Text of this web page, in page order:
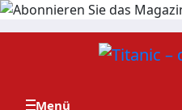
Zum